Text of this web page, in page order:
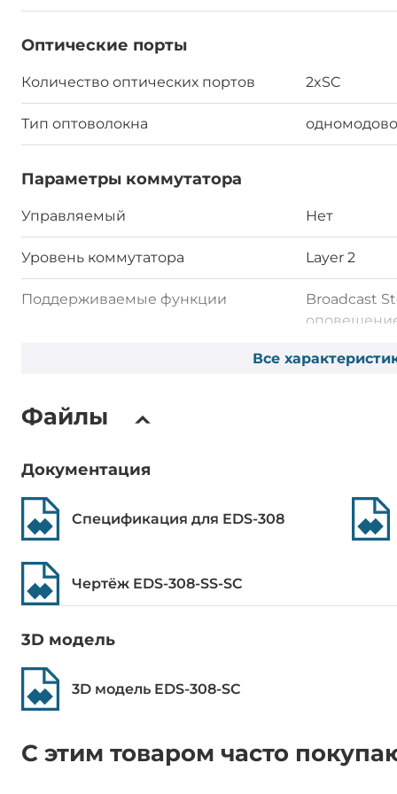
Оптические порты
Количество оптических портов 2xSC
Тип оптоволокна
Параметры коммутатора
Управляемый Нет
Уровень коммутатора Layer 2
Поддерживаемые функции
Broadcast
связи по
Размер таблицы MAC адресов
Сетевые протоколы
Стандарты IEEE
IEEE 802.3
Дискретный вывод
Всего каналов DO
Тип (транзистора, реле)
Максимальный коммутируемый ток
1А при 24В
Все
Файлы
Документация
Спецификация для EDS-308
Чертёж EDS-308-SS-SC
3D модель
3D модель EDS-308-SC
С этим товаром часто